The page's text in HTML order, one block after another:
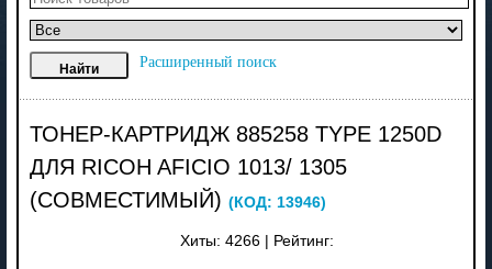
Расширенный поиск
ТОНЕР-КАРТРИДЖ 885258 TYPE 1250D
ДЛЯ RICOH AFICIO 1013/ 1305
(СОВМЕСТИМЫЙ) (КОД: 13946)
Хиты: 4266 Рейтинг: